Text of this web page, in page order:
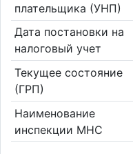
плательщика (УНП)
Дата постановки на
налоговый учет
Текущее состояние
(ГРП)
Наименование
инспекции МНС